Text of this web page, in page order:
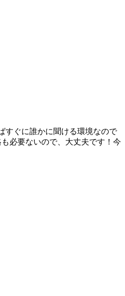
すぐに誰かに聞ける環境なので
必要ないので、大丈夫です！今